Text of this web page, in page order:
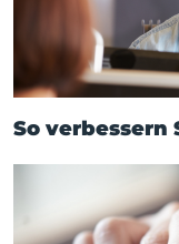
So verbessern